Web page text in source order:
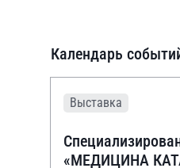
Календарь
Выставка
«МЕДИЦИНА